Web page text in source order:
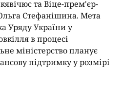
та Віце-прем'єр-
Стефанішина. Мета
Уряду України у
в процесі
міністерство планує
підтримку у розмірі